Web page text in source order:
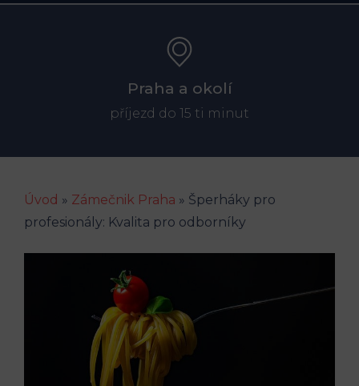
Praha a okolí
příjezd do 15 ti minut
Úvod » Zámečnik Praha » Šperháky pro
profesionály: Kvalita pro odborníky